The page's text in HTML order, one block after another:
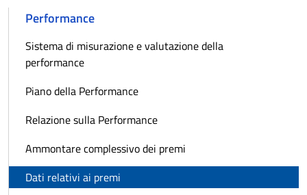
Performance
Sistema di misurazione e valutazione della
performance
Piano della Performance
Relazione sulla Performance
Ammontare complessivo dei premi
Dati relativi ai premi